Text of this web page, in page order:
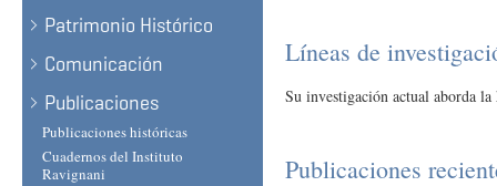
Patrimonio Histórico
Comunicación
Publicaciones
Publicaciones históricas
Cuadernos del Instituto
Ravignani
Líneas de
Su investigación actual aborda
Publicaciones